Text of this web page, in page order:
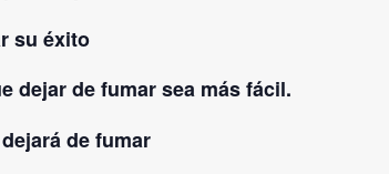
su éxito
dejar de fumar sea más fácil.
de fumar